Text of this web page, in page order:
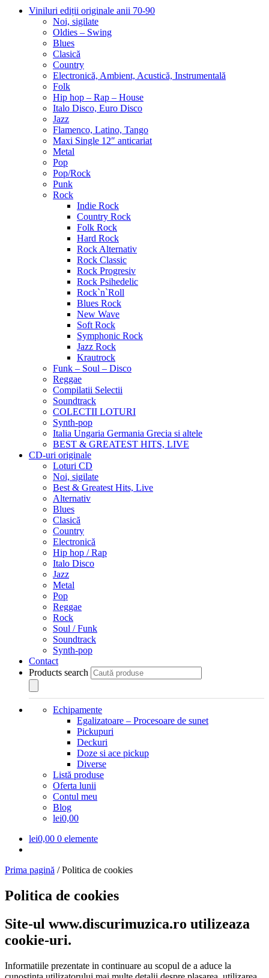
Viniluri ediții originale anii 70-90
Noi, sigilate
Oldies – Swing
Blues
Clasică
Country
Electronică, Ambient, Acustică, Instrumentală
Folk
Hip hop – Rap – House
Italo Disco, Euro Disco
Jazz
Flamenco, Latino, Tango
Maxi Single 12″ anticariat
Metal
Pop
Pop/Rock
Punk
Rock
Indie Rock
Country Rock
Folk Rock
Hard Rock
Rock Alternativ
Rock Classic
Rock Progresiv
Rock Psihedelic
Rock`n`Roll
Blues Rock
New Wave
Soft Rock
Symphonic Rock
Jazz Rock
Krautrock
Funk – Soul – Disco
Reggae
Compilatii Selectii
Soundtrack
COLECTII LOTURI
Synth-pop
Italia Ungaria Germania Grecia si altele
BEST & GREATEST HITS, LIVE
CD-uri originale
Loturi CD
Noi, sigilate
Best & Greatest Hits, Live
Alternativ
Blues
Clasică
Country
Electronică
Hip hop / Rap
Italo Disco
Jazz
Metal
Pop
Reggae
Rock
Soul / Funk
Soundtrack
Synth-pop
Contact
Products search
Echipamente
Egalizatoare – Procesoare de sunet
Pickupuri
Deckuri
Doze si ace pickup
Diverse
Listă produse
Oferta lunii
Contul meu
Blog
lei0,00
lei0,00 0 elemente
Prima pagină /Politica de cookies
Politica de cookies
Site-ul www.discurimuzica.ro utilizeaza
cookie-uri.
Informatiile prezentate in continuare au scopul de a aduce la